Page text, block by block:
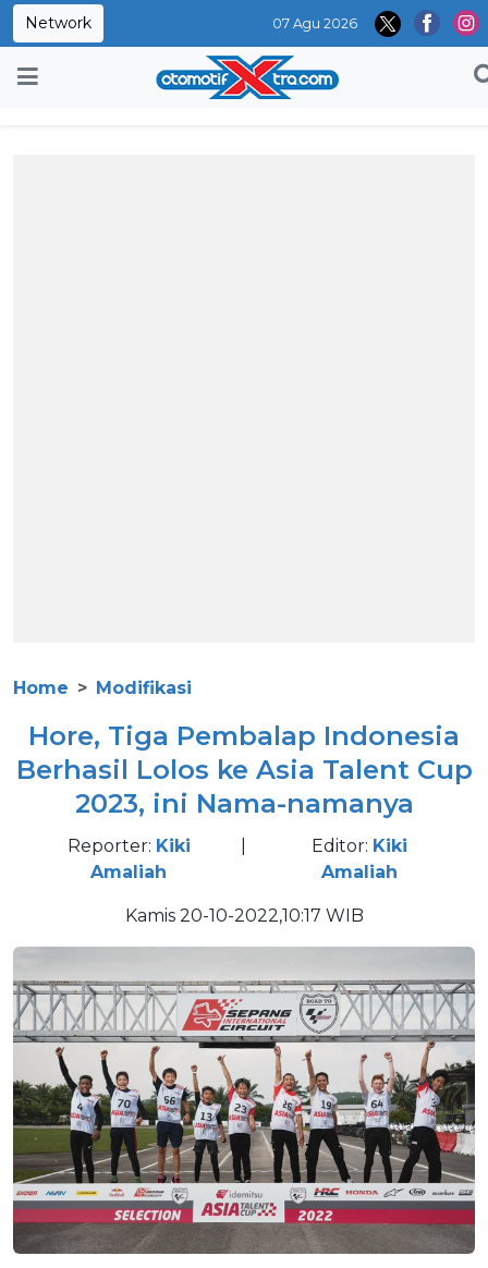
Network 07 Agu 2026
Home Modifikasi
Hore, Tiga Pembalap Indonesia
Berhasil Lolos ke Asia Talent Cup
2023, ini Nama-namanya
Reporter: Kiki
Amaliah
Editor: Kiki
Amaliah
Kamis 20-10-2022,10:17 WIB